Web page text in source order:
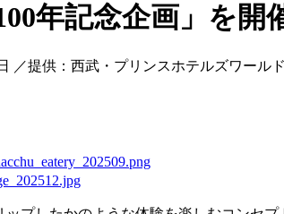
年記念企画」を開
／提供：西武・プリンスホテルズワール